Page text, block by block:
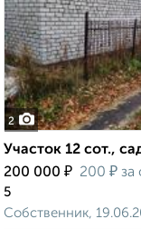
2
Участок 12 сот.,
200 000 ₽ 200 ₽ за
5
Собственник,